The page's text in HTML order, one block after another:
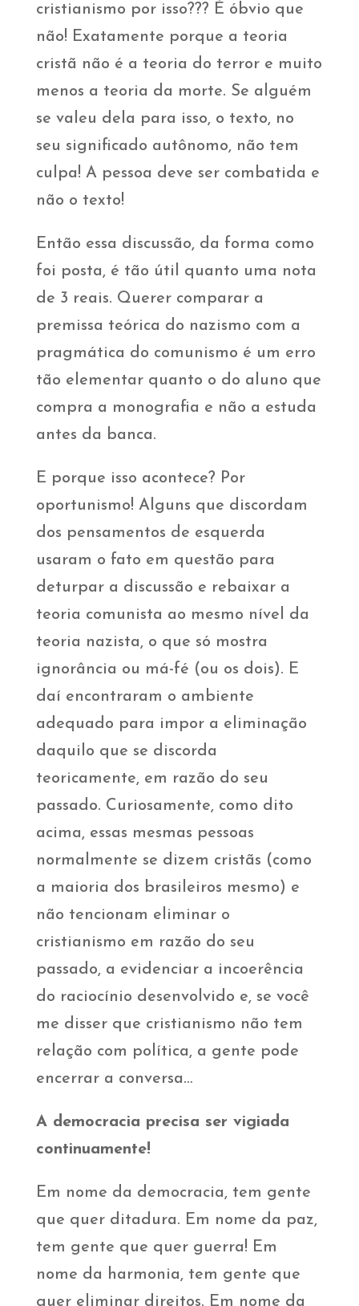
cristianismo por isso??? É óbvio que
não! Exatamente porque a teoria
cristã não é a teoria do terror e muito
menos a teoria da morte. Se alguém
se valeu dela para isso, o texto, no
seu significado autônomo, não tem
culpa! A pessoa deve ser combatida e
não o texto!
Então essa discussão, da forma como
foi posta, é tão útil quanto uma nota
de 3 reais. Querer comparar a
premissa teórica do nazismo com a
pragmática do comunismo é um erro
tão elementar quanto o do aluno que
compra a monografia e não a estuda
antes da banca.
E porque isso acontece? Por
oportunismo! Alguns que discordam
dos pensamentos de esquerda
usaram o fato em questão para
deturpar a discussão e rebaixar a
teoria comunista ao mesmo nível da
teoria nazista, o que só mostra
ignorância ou má-fé (ou os dois). E
daí encontraram o ambiente
adequado para impor a eliminação
daquilo que se discorda
teoricamente, em razão do seu
passado. Curiosamente, como dito
acima, essas mesmas pessoas
normalmente se dizem cristãs (como
a maioria dos brasileiros mesmo) e
não tencionam eliminar o
cristianismo em razão do seu
passado, a evidenciar a incoerência
do raciocínio desenvolvido e, se você
me disser que cristianismo não tem
relação com política, a gente pode
encerrar a conversa…
A democracia precisa ser vigiada
continuamente!
Em nome da democracia, tem gente
que quer ditadura. Em nome da paz,
tem gente que quer guerra! Em
nome da harmonia, tem gente que
quer eliminar direitos. Em nome da